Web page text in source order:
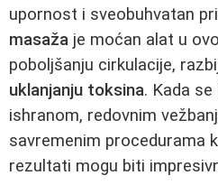
upornost i sveobuhvatan
masaža je moćan alat u
poboljšanju cirkulacije,
uklanjanju toksina. Kada
ishranom, redovnim
savremenim procedurama
rezultati mogu biti